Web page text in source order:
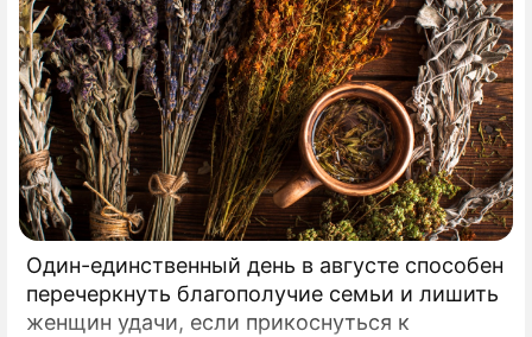
Один-единственный день в августе способен
перечеркнуть благополучие семьи и лишить
женщин удачи, если прикоснуться к